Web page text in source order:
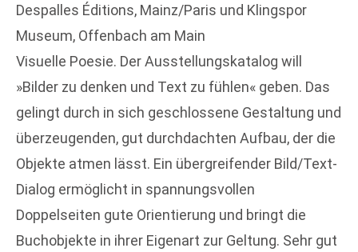
Despalles Éditions, Mainz/Paris und Klingspor
Museum, Offenbach am Main
Visuelle Poesie. Der Ausstellungskatalog will
»Bilder zu denken und Text zu fühlen« geben. Das
gelingt durch in sich geschlossene Gestaltung und
überzeugenden, gut durchdachten Aufbau, der die
Objekte atmen lässt. Ein übergreifender Bild/Text-
Dialog ermöglicht in spannungsvollen
Doppelseiten gute Orientierung und bringt die
Buchobjekte in ihrer Eigenart zur Geltung. Sehr gut